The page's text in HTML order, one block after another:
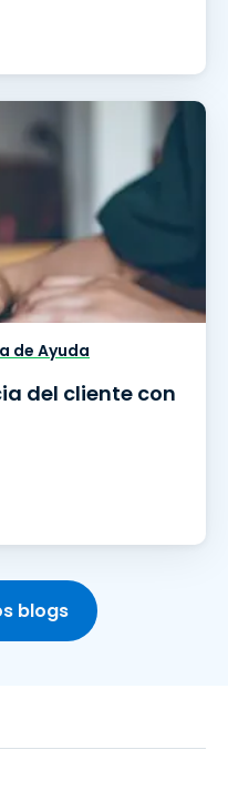
de Ayuda
del cliente con
blogs